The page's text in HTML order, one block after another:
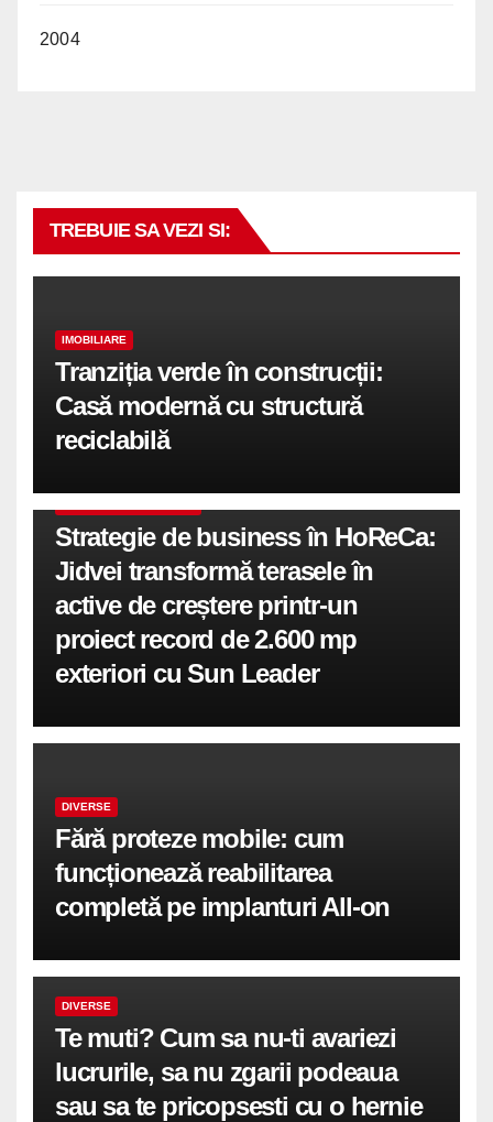
2004
TREBUIE SA VEZI SI:
IMOBILIARE
Tranziția verde în construcții:
Casă modernă cu structură
reciclabilă
Strategie de business în HoReCa:
Jidvei transformă terasele în
active de creștere printr-un
proiect record de 2.600 mp
exteriori cu Sun Leader
DIVERSE
Fără proteze mobile: cum
funcționează reabilitarea
completă pe implanturi All-on
DIVERSE
Te muti? Cum sa nu-ti avariezi
lucrurile, sa nu zgarii podeaua
sau sa te pricopsesti cu o hernie